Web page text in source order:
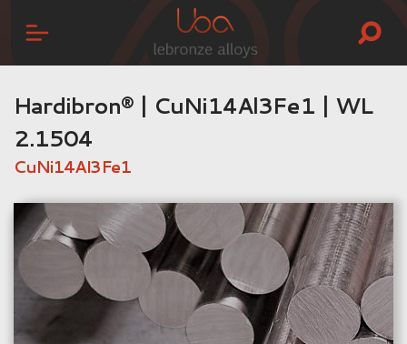
Hardibron® | CuNi14Al3Fe1 | WL
2.1504
CuNi14Al3Fe1